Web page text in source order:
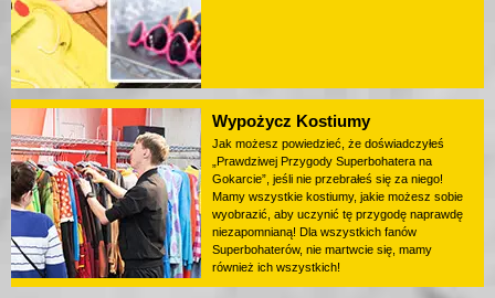
Wypożycz Kostiumy
Jak możesz powiedzieć, że doświadczyłeś
„Prawdziwej Przygody Superbohatera na
Gokarcie”, jeśli nie przebrałeś się za niego!
Mamy wszystkie kostiumy, jakie możesz sobie
wyobrazić, aby uczynić tę przygodę naprawdę
niezapomnianą! Dla wszystkich fanów
Superbohaterów, nie martwcie się, mamy
również ich wszystkich!